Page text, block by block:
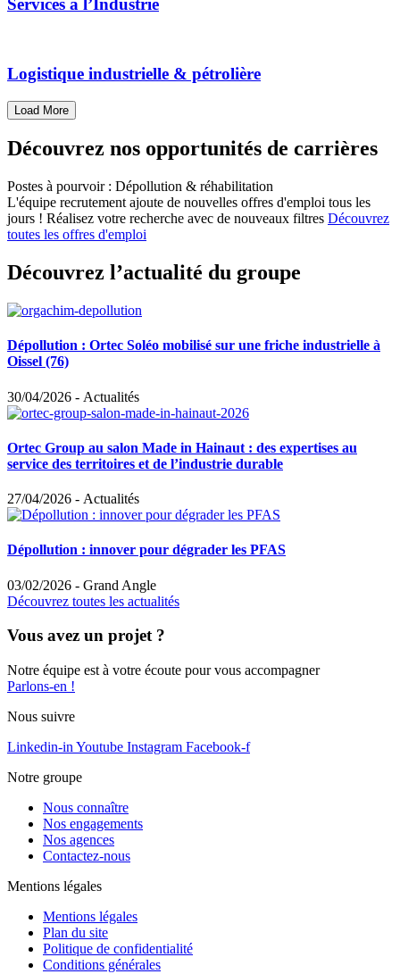
Services à l’Industrie
Logistique industrielle & pétrolière
Load More
Découvrez nos opportunités de carrières
Postes à pourvoir : Dépollution & réhabilitation
L'équipe recrutement ajoute de nouvelles offres d'emploi tous les
jours ! Réalisez votre recherche avec de nouveaux filtres Découvrez
toutes les offres d'emploi
Découvrez l’actualité du groupe
Dépollution : Ortec Soléo mobilisé sur une friche industrielle à
Oissel (76)
30/04/2026 - Actualités
Ortec Group au salon Made in Hainaut : des expertises au
service des territoires et de l’industrie durable
27/04/2026 - Actualités
Dépollution : innover pour dégrader les PFAS
03/02/2026 - Grand Angle
Découvrez toutes les actualités
Vous avez un projet ?
Notre équipe est à votre écoute pour vous accompagner
Parlons-en !
Nous suivre
Linkedin-in Youtube Instagram Facebook-f
Notre groupe
Nous connaître
Nos engagements
Nos agences
Contactez-nous
Mentions légales
Mentions légales
Plan du site
Politique de confidentialité
Conditions générales